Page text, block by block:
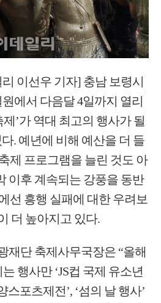
이선우 기자] 충남 보령시
에서 다음달 4일까지 열리
제’가 역대 최고의 행사가 될
. 예년에 비해 예산을 더 들
제 프로그램을 늘린 것도 아
이후 계속되는 강풍을 동반
선 흥행 실패에 대한 우려보
더 높아지고 있다.
재단 축제사무국장은 “올해
행사만 ‘JS컵 국제 유소년
스포츠제전’, ‘섬의 날 행사’